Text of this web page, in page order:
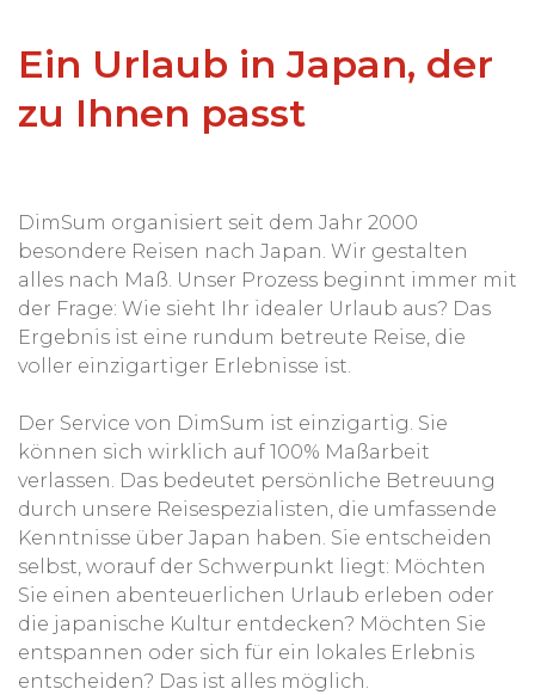
Ein Urlaub in Japan, der
zu Ihnen passt
DimSum organisiert seit dem Jahr 2000
besondere Reisen nach Japan. Wir gestalten
alles nach Maß. Unser Prozess beginnt immer mit
der Frage: Wie sieht Ihr idealer Urlaub aus? Das
Ergebnis ist eine rundum betreute Reise, die
voller einzigartiger Erlebnisse ist.
Der Service von DimSum ist einzigartig. Sie
können sich wirklich auf 100% Maßarbeit
verlassen. Das bedeutet persönliche Betreuung
durch unsere Reisespezialisten, die umfassende
Kenntnisse über Japan haben. Sie entscheiden
selbst, worauf der Schwerpunkt liegt: Möchten
Sie einen abenteuerlichen Urlaub erleben oder
die japanische Kultur entdecken? Möchten Sie
entspannen oder sich für ein lokales Erlebnis
entscheiden? Das ist alles möglich.